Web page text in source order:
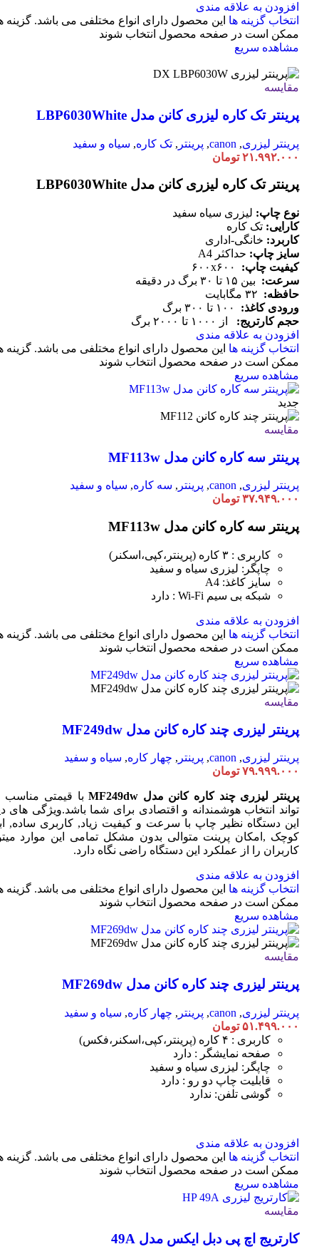
افزودن به علاقه مندی
انتخاب گزینه ها این محصول دارای انواع مختلفی می باشد. گزینه
ممکن است در صفحه محصول انتخاب شوند
مشاهده سریع
مقایسه
پرینتر تک کاره لیزری کانن مدل LBP6030White
پرینتر لیزری,
canon
, پرینتر , تک کاره, سیاه و سفید
۲۱.۹۹۲.۰۰۰ تومان
پرینتر تک کاره لیزری کانن مدل LBP6030White
نوع چاپ: لیزری سیاه سفید
کارایی: تک کاره
کاربرد: خانگی-اداری
سایز چاپ: حداکثر A4
کیفیت چاپ:
۶۰۰x۶۰۰
سرعت: بین ۱۵ تا ۳۰ برگ در دقیقه
حافظه: ۳۲ مگابایت
ورودی کاغذ:
۱۰۰ تا ۳۰۰ برگ
حجم کارتریج:
از ۱۰۰۰ تا ۲۰۰۰ برگ
افزودن به علاقه مندی
انتخاب گزینه ها این محصول دارای انواع مختلفی می باشد. گزینه
ممکن است در صفحه محصول انتخاب شوند
مشاهده سریع
جدید
مقایسه
پرینتر سه کاره کانن مدل MF113w
پرینتر لیزری,
canon
, پرینتر , سه کاره, سیاه و سفید
۳۷.۹۴۹.۰۰۰ تومان
پرینتر سه کاره کانن مدل MF113w
کاربری : ۳ کاره (پرینتر،کپی،اسکنر)
چاپگر: لیزری سیاه و سفید
سایز کاغذ: A4
شبکه بی سیم Wi-Fi : دارد
افزودن به علاقه مندی
انتخاب گزینه ها این محصول دارای انواع مختلفی می باشد. گزینه
ممکن است در صفحه محصول انتخاب شوند
مشاهده سریع
مقایسه
پرینتر لیزری چند کاره کانن مدل MF249dw
پرینتر لیزری,
canon
, پرینتر , چهار کاره, سیاه و سفید
۷۹.۹۹۹.۰۰۰ تومان
پرینتر لیزری چند کاره کانن مدل MF249dw
با قیمتی
تواند انتخاب هوشمندانه و اقتصادی برای شما باشد.ویژگی های
این دستگاه نظیر چاپ با سرعت و کیفیت زیاد, کاربری ساده,
کوچک ,امکان پرینت متوالی بدون مشکل تمامی این موارد
کاربران را از عملکرد این دستگاه راضی نگاه دارد.
افزودن به علاقه مندی
انتخاب گزینه ها این محصول دارای انواع مختلفی می باشد. گزینه
ممکن است در صفحه محصول انتخاب شوند
مشاهده سریع
مقایسه
پرینتر لیزری چند کاره کانن مدل MF269dw
پرینتر لیزری,
canon
, پرینتر , چهار کاره, سیاه و سفید
۵۱.۴۹۹.۰۰۰ تومان
کاربری : ۴ کاره (پرینتر،کپی،اسکنر،فکس)
صفحه نمایشگر : دارد
چاپگر: لیزری سیاه و سفید
قابلیت چاپ دو رو : دارد
گوشی تلفن: ندارد
افزودن به علاقه مندی
انتخاب گزینه ها این محصول دارای انواع مختلفی می باشد. گزینه
ممکن است در صفحه محصول انتخاب شوند
مشاهده سریع
مقایسه
کارتریج اچ پی دبل ایکس مدل 49A